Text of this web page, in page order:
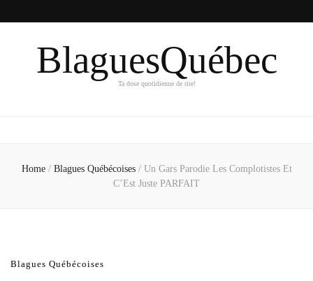
BlaguesQuébec
Ta dose quotidienne de rire!
Home / Blagues Québécoises / Un Gars Parodie Les Complotistes Et
C’Est Juste PARFAIT
Blagues Québécoises